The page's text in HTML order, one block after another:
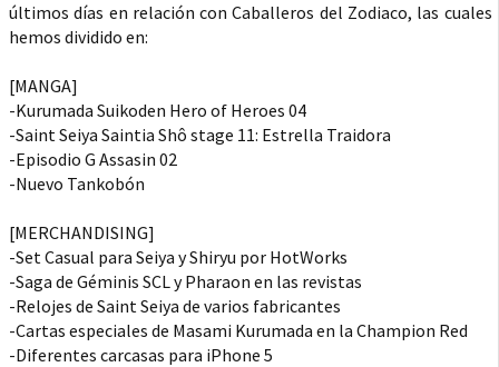
últimos días en relación con Caballeros del Zodiaco, las cuales
hemos dividido en:
[MANGA]
-Kurumada Suikoden Hero of Heroes 04
-Saint Seiya Saintia Shô stage 11: Estrella Traidora
-Episodio G Assasin 02
-Nuevo Tankobón
[MERCHANDISING]
-Set Casual para Seiya y Shiryu por HotWorks
-Saga de Géminis SCL y Pharaon en las revistas
-Relojes de Saint Seiya de varios fabricantes
-Cartas especiales de Masami Kurumada en la Champion Red
-Diferentes carcasas para iPhone 5